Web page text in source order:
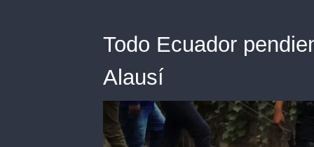
Todo Ecuador
Alausí